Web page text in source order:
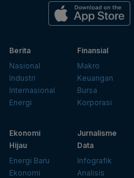
Berita
Nasional
Industri
Internasional
Energi
Finansial
Makro
Keuangan
Bursa
Korporasi
Ekonomi
Hijau
Energi Baru
Ekonomi
Jurnalisme
Data
Infografik
Analisis